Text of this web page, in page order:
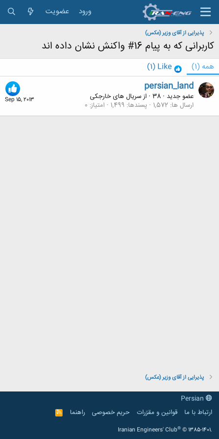
ورود عضویت
پذیرایی از آقای وزیر (عکس)
کاربرانی که به پیام 16# واکنش نشان داده اند
همه (1)
Like
(1)
Sep 15, 2013
persian_land
عضو جدید ·
· ازسریال های خارجکی
ارسال ها 1,572 پسندها 1,499 امتیاز 0
پذیرایی از آقای وزیر (عکس)
ارتباط با ما
قوانین و مقرّرات حریم خصوصی راهنما
R
S
Iranian Engineers' Club® © 1385-1401.